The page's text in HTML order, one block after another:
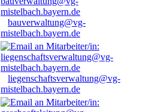
bauverwaltung@vg-
mistelbach.bayern.de
liegenschaftsverwaltung@vg-
mistelbach.bayern.de